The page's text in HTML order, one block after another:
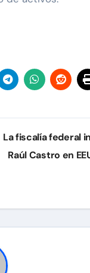
La fiscalía federal
Raúl Castro en